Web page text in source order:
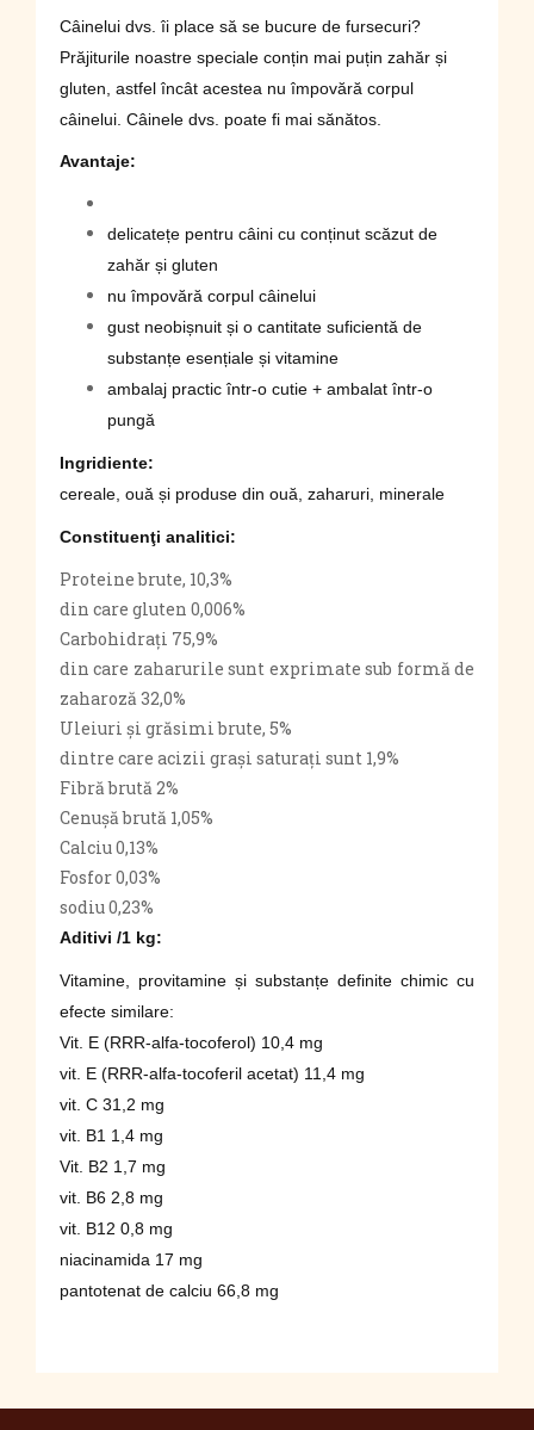
Câinelui dvs. îi place să se bucure de fursecuri?
Prăjiturile noastre speciale conțin mai puțin zahăr și
gluten, astfel încât acestea nu împovără corpul
câinelui. Câinele dvs. poate fi mai sănătos.
Avantaje:
delicatețe pentru câini cu conținut scăzut de
zahăr și gluten
nu împovără corpul câinelui
gust neobișnuit și o cantitate suficientă de
substanțe esențiale și vitamine
ambalaj practic într-o cutie + ambalat într-o
pungă
Ingridiente:
cereale, ouă și produse din ouă, zaharuri, minerale
Constituenţi analitici:
Proteine ​​brute, 10,3%
din care gluten 0,006%
Carbohidrați 75,9%
din care zaharurile sunt exprimate sub formă de
zaharoză 32,0%
Uleiuri și grăsimi brute, 5%
dintre care acizii grași saturați sunt 1,9%
Fibră brută 2%
Cenușă brută 1,05%
Calciu 0,13%
Fosfor 0,03%
sodiu 0,23%
Aditivi /1 kg:
Vitamine, provitamine și substanțe definite chimic cu
efecte similare:
Vit. E (RRR-alfa-tocoferol) 10,4 mg
vit. E (RRR-alfa-tocoferil acetat) 11,4 mg
vit. C 31,2 mg
vit. B1 1,4 mg
Vit. B2 1,7 mg
vit. B6 2,8 mg
vit. B12 0,8 mg
niacinamida 17 mg
pantotenat de calciu 66,8 mg